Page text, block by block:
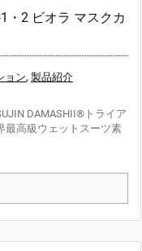
・2 ビオラ マスクカ
ョン, 製品紹介
DAMASHII®トライア
最高級ウェットスーツ素